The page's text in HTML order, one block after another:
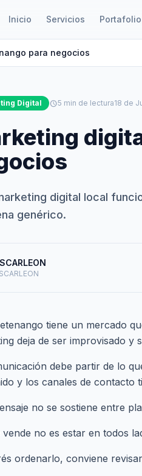
Inicio Servicios Portafolio
para negocios
Digital schedule5 min de lectura18 de
digital local
genérico.
tiene un mercado
deja de ser improvisado y
debe partir de lo
y los canales de contacto
no se sostiene entre
vende no es estar en todos
ordenarlo, conviene